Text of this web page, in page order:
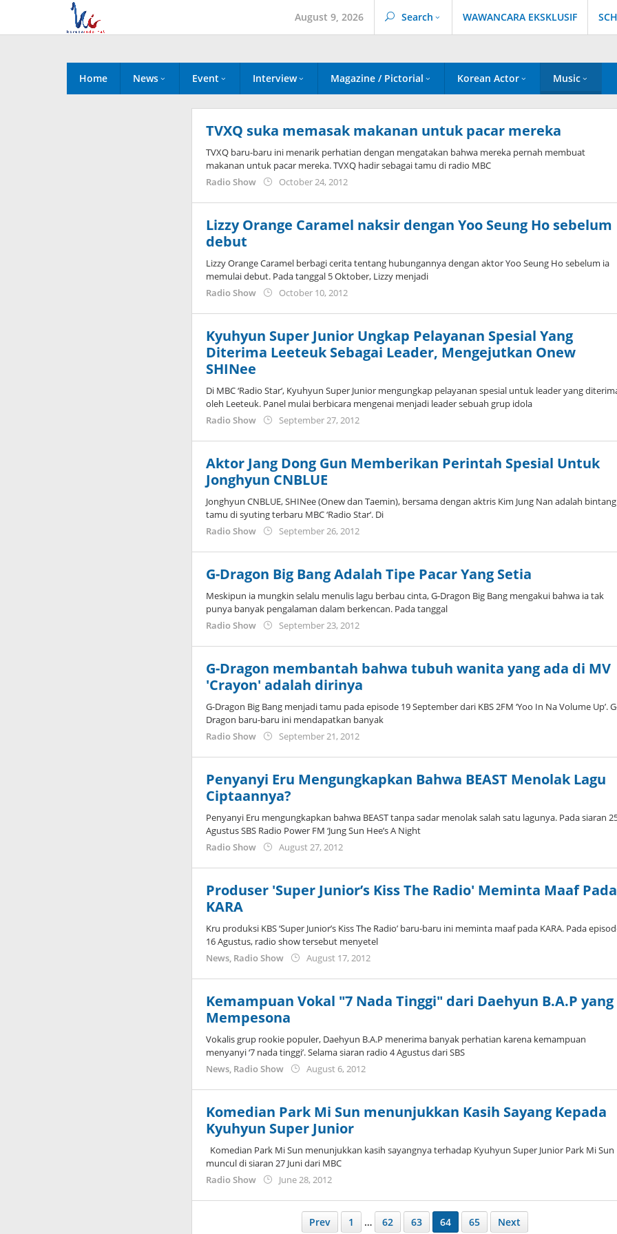
content
August 9, 2026 Search WAWANCARA EKSKLUSIF
Home News Event Interview Magazine / Pictorial Korean Actor Music
TVXQ suka memasak makanan untuk pacar mereka
TVXQ baru-baru ini menarik perhatian dengan mengatakan bahwa mereka pernah membuat
makanan untuk pacar mereka. TVXQ hadir sebagai tamu di radio MBC
Radio Show
October 24, 2012by
Lizzy Orange Caramel naksir dengan Yoo Seung Ho sebelum
debut
Lizzy Orange Caramel berbagi cerita tentang hubungannya dengan aktor Yoo Seung Ho sebelum ia
memulai debut. Pada tanggal 5 Oktober, Lizzy menjadi
Radio Show
October 10, 2012by
Kyuhyun Super Junior Ungkap Pelayanan Spesial Yang
Diterima Leeteuk Sebagai Leader, Mengejutkan Onew
SHINee
Di MBC ‘Radio Star‘, Kyuhyun Super Junior mengungkap pelayanan spesial untuk leader yang
oleh Leeteuk. Panel mulai berbicara mengenai menjadi leader sebuah grup idola
Radio Show
September 27, 2012by
Aktor Jang Dong Gun Memberikan Perintah Spesial Untuk
Jonghyun CNBLUE
Jonghyun CNBLUE, SHINee (Onew dan Taemin), bersama dengan aktris Kim Jung Nan adalah bintang
tamu di syuting terbaru MBC ‘Radio Star‘. Di
Radio Show
September 26, 2012by
G-Dragon Big Bang Adalah Tipe Pacar Yang Setia
Meskipun ia mungkin selalu menulis lagu berbau cinta, G-Dragon Big Bang mengakui bahwa ia tak
punya banyak pengalaman dalam berkencan. Pada tanggal
Radio Show
September 23, 2012by
G-Dragon membantah bahwa tubuh wanita yang ada di MV
'Crayon' adalah dirinya
G-Dragon Big Bang menjadi tamu pada episode 19 September dari KBS 2FM ‘Yoo In Na Volume Up’.
Dragon baru-baru ini mendapatkan banyak
Radio Show
September 21, 2012by
Penyanyi Eru Mengungkapkan Bahwa BEAST Menolak Lagu
Ciptaannya?
Penyanyi Eru mengungkapkan bahwa BEAST tanpa sadar menolak salah satu lagunya. Pada siaran
Agustus SBS Radio Power FM ‘Jung Sun Hee’s A Night
Radio Show
August 27, 2012by
Produser 'Super Junior’s Kiss The Radio' Meminta Maaf Pada
KARA
Kru produksi KBS ‘Super Junior’s Kiss The Radio’ baru-baru ini meminta maaf pada KARA. Pada
16 Agustus, radio show tersebut menyetel
News, Radio Show August 17, 2012by
Kemampuan Vokal "7 Nada Tinggi" dari Daehyun B.A.P yang
Mempesona
Vokalis grup rookie populer, Daehyun B.A.P menerima banyak perhatian karena kemampuan
menyanyi ‘7 nada tinggi’. Selama siaran radio 4 Agustus dari SBS
News, Radio Show August 6, 2012by
Komedian Park Mi Sun menunjukkan Kasih Sayang Kepada
Kyuhyun Super Junior
Komedian Park Mi Sun menunjukkan kasih sayangnya terhadap Kyuhyun Super Junior Park Mi Sun
muncul di siaran 27 Juni dari MBC
Radio Show
June 28, 2012by
Prev 1 … 62 63 64 65 Next